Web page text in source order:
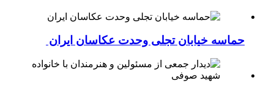
حماسه خیابان تجلی وحدت عکاسان ایران